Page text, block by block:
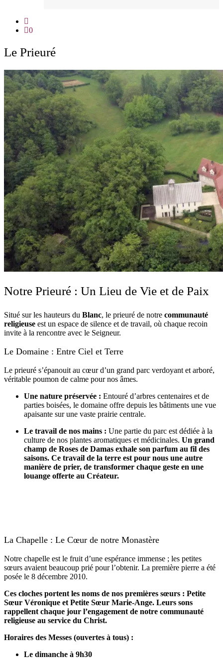
0
Le Prieuré
Notre Prieuré : Un Lieu de Vie et de Paix
Situé sur les hauteurs du Blanc, le prieuré de notre communauté
religieuse est un espace de silence et de travail, où chaque recoin
invite à la rencontre avec le Seigneur.
Le Domaine : Entre Ciel et Terre
Le prieuré s’épanouit au cœur d’un grand parc verdoyant et arboré,
véritable poumon de calme pour nos âmes.
Une nature préservée : Entouré d’arbres centenaires et de
parties boisées, le domaine offre depuis les bâtiments une vue
apaisante sur une vaste prairie centrale.
Le travail de nos mains : Une partie du parc est dédiée à la
culture de nos plantes aromatiques et médicinales. Un grand
champ de Roses de Damas exhale son parfum au fil des
saisons. Ce travail de la terre est pour nous une autre
manière de prier, de transformer chaque geste en une
louange offerte au Créateur.
La Chapelle : Le Cœur de notre Monastère
Notre chapelle est le fruit d’une espérance immense ; les petites
sœurs avaient beaucoup prié pour l’obtenir. La première pierre a été
posée le 8 décembre 2010.
Ces cloches portent les noms de nos premières sœurs : Petite
Sœur Véronique et Petite Sœur Marie-Ange. Leurs sons
rappellent chaque jour l’engagement de notre communauté
religieuse au service du Christ.
Horaires des Messes (ouvertes à tous) :
Le dimanche à 9h30